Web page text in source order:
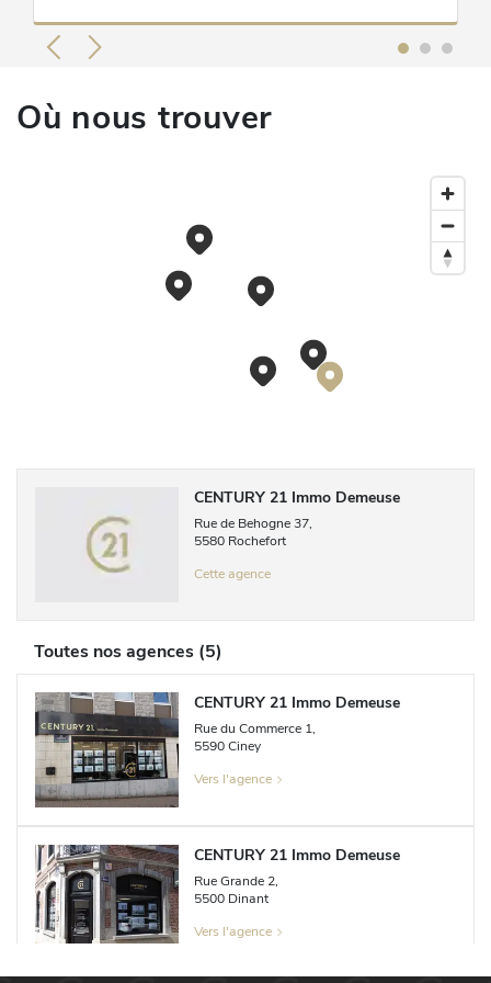
Où nous trouver
CENTURY 21 Immo Demeuse
Rue de Behogne 37,
5580 Rochefort
Cette agence
Toutes nos agences (5)
CENTURY 21 Immo Demeuse
Rue du Commerce 1,
5590 Ciney
Vers l'agence
CENTURY 21 Immo Demeuse
Rue Grande 2,
5500 Dinant
Vers l'agence